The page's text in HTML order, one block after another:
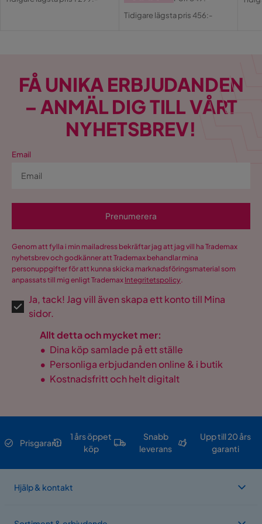
Pris
Original
Tidigare lägsta pris 456:-
FÅ UNIKA ERBJUDANDEN
– ANMÄL DIG TILL VÅRT
NYHETSBREV!
Email
Prenumerera
Genom att fylla i min mailadress bekräftar jag att jag vill ha Trademax
nyhetsbrev och godkänner att Trademax behandlar mina
personuppgifter för att kunna skicka marknadsföringsmaterial som
anpassats till mig enligt Trademax Integritetspolicy.
Ja, tack! Jag vill även skapa ett konto till Mina
sidor.
Allt detta och mycket mer:
• Dina köp samlade på ett ställe
• Personliga erbjudanden online & i butik
• Kostnadsfritt och helt digitalt
Prisgaranti
1 års öppet
köp
Snabb
leverans
Upp till 20 års
garanti
Hjälp & kontakt